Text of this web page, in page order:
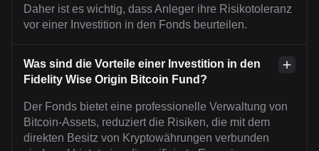
Daher ist es wichtig, dass Anleger ihre Risikotoleranz
vor einer Investition in den Fonds beurteilen.
Was sind die Vorteile einer Investition in den
Fidelity Wise Origin Bitcoin Fund?
Der Fonds bietet eine professionelle Verwaltung von
Bitcoin-Assets, reduziert die Risiken, die mit dem
direkten Besitz von Kryptowährungen verbunden